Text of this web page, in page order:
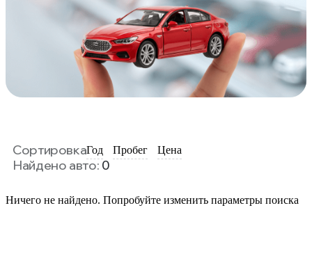
СортировкаГод Пробег Цена
Найдено авто: 0
Ничего не найдено. Попробуйте изменить параметры поиска